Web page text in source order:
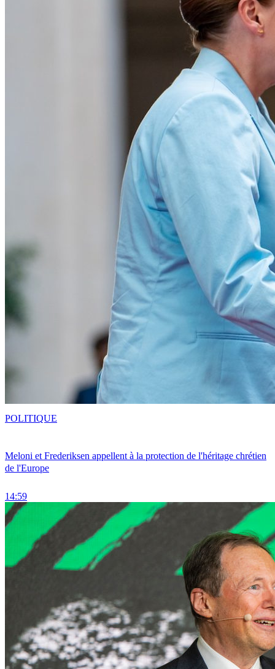
Meloni et Frederiksen appellent à la protection de l'héritage chrétien
de l'Europe
14:59
POLITIQUE